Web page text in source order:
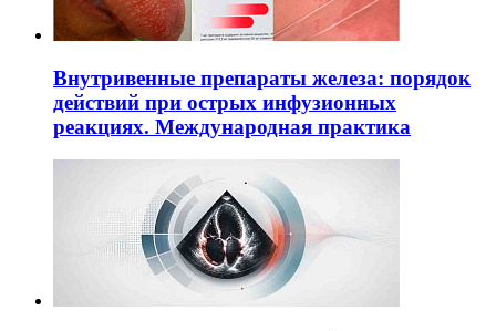
Внутривенные препараты железа: порядок
действий при острых инфузионных
реакциях. Международная практика